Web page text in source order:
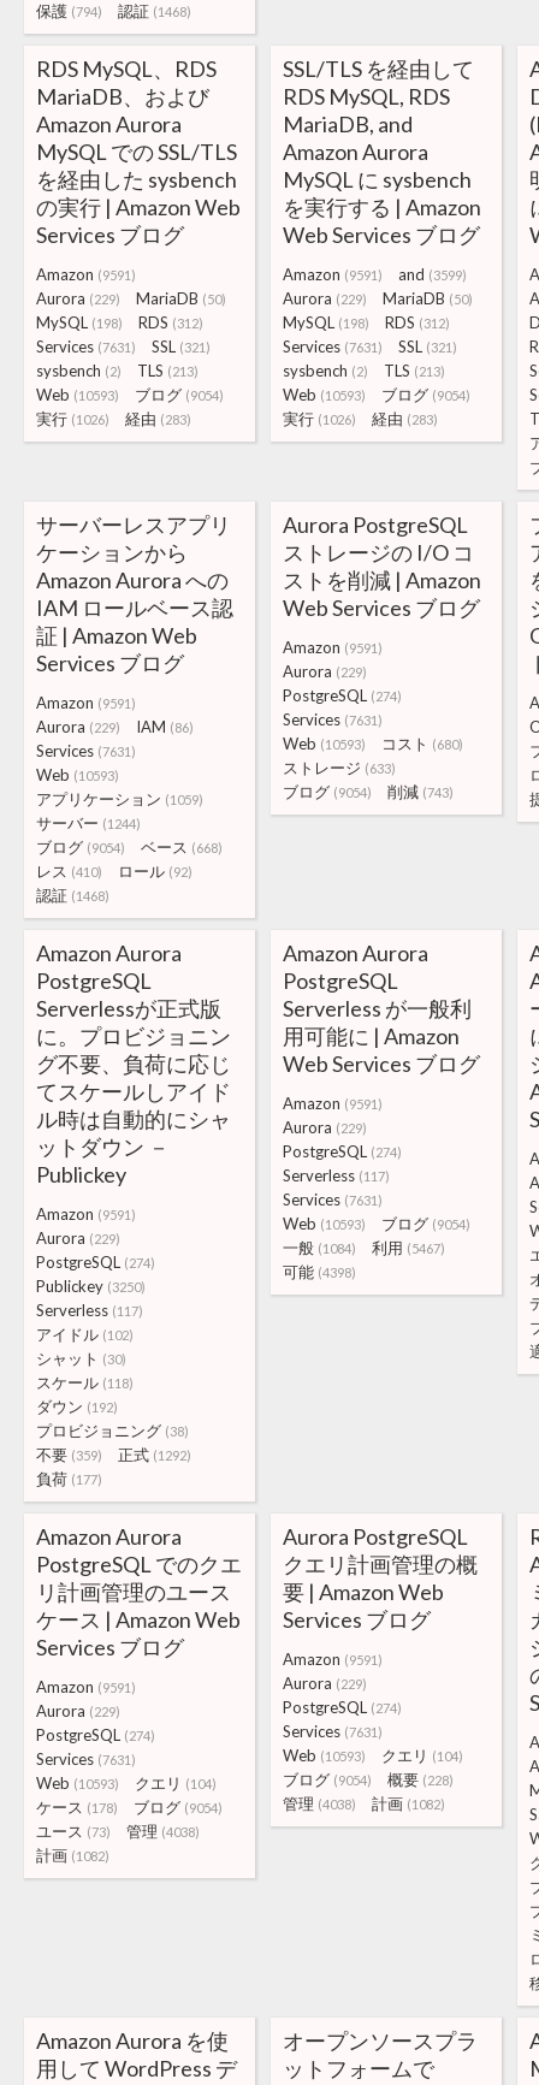
保護 (794) 認証 (1468)
RDS MySQL、RDS
MariaDB、および
Amazon Aurora
MySQL での SSL/TLS
を経由した sysbench
の実行 | Amazon Web
Services ブログ
Amazon (9591)
Aurora (229) MariaDB (50)
MySQL (198) RDS (312)
Services (7631) SSL (321)
sysbench (2) TLS (213)
Web (10593) ブログ (9054)
実行 (1026) 経由 (283)
SSL/TLS を経由して
RDS MySQL, RDS
MariaDB, and
Amazon Aurora
MySQL に sysbench
を実行する | Amazon
Web Services ブログ
Amazon (9591) and (3599)
Aurora (229) MariaDB (50)
MySQL (198) RDS (312)
Services (7631) SSL (321)
sysbench (2) TLS (213)
Web (10593) ブログ (9054)
実行 (1026) 経由 (283)
サーバーレスアプリ
ケーションから
Amazon Aurora への
IAM ロールベース認
証 | Amazon Web
Services ブログ
Amazon (9591)
Aurora (229) IAM (86)
Services (7631)
Web (10593)
アプリケーション (1059)
サーバー (1244)
ブログ (9054) ベース (668)
レス (410) ロール (92)
認証 (1468)
Aurora PostgreSQL
ストレージの I/O コ
ストを削減 | Amazon
Web Services ブログ
Amazon (9591)
Aurora (229)
PostgreSQL (274)
Services (7631)
Web (10593) コスト (680)
ストレージ (633)
ブログ (9054) 削減 (743)
Amazon Aurora
PostgreSQL
Serverlessが正式版
に。プロビジョニン
グ不要、負荷に応じ
てスケールしアイド
ル時は自動的にシャ
ットダウン －
Publickey
Amazon (9591)
Aurora (229)
PostgreSQL (274)
Publickey (3250)
Serverless (117)
アイドル (102)
シャット (30)
スケール (118)
ダウン (192)
プロビジョニング (38)
不要 (359) 正式 (1292)
負荷 (177)
Amazon Aurora
PostgreSQL
Serverless が一般利
用可能に | Amazon
Web Services ブログ
Amazon (9591)
Aurora (229)
PostgreSQL (274)
Serverless (117)
Services (7631)
Web (10593) ブログ (9054)
一般 (1084) 利用 (5467)
可能 (4398)
Amazon Aurora
PostgreSQL でのクエ
リ計画管理のユース
ケース | Amazon Web
Services ブログ
Amazon (9591)
Aurora (229)
PostgreSQL (274)
Services (7631)
Web (10593) クエリ (104)
ケース (178) ブログ (9054)
ユース (73) 管理 (4038)
計画 (1082)
Aurora PostgreSQL
クエリ計画管理の概
要 | Amazon Web
Services ブログ
Amazon (9591)
Aurora (229)
PostgreSQL (274)
Services (7631)
Web (10593) クエリ (104)
ブログ (9054) 概要 (228)
管理 (4038) 計画 (1082)
Amazon Aurora を使
用して WordPress デ
オープンソースプラ
ットフォームで